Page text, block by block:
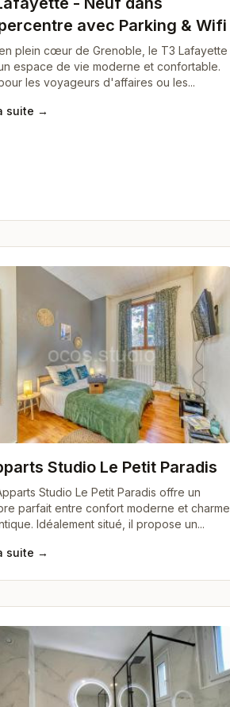
avec Parking & Wifi
plein cœur de Grenoble, le T3 Lafayette
espace de vie moderne et confortable.
les voyageurs d'affaires ou les...
suite →
Studio Le Petit Paradis
Studio Le Petit Paradis offre un
parfait entre confort moderne et charme
Idéalement situé, il propose un...
suite →